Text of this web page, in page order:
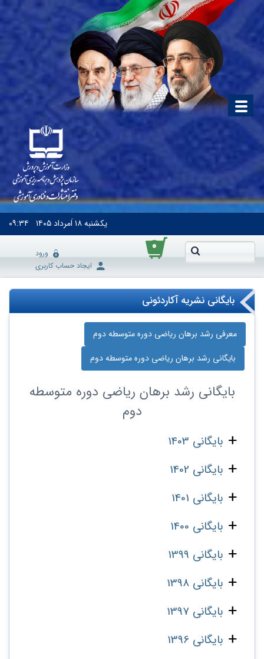
یکشنبه۱۸ اَمرداد ۱۴۰۵ ۰۹:۳۴
۰
ورود
ایجاد حساب کاربری
بایگانی نشریه آکاردئونی
معرفی رشد برهان ریاضی دوره‌ متوسطه دوم
بایگانی رشد برهان ریاضی دوره‌ متوسطه دوم
بایگانی رشد برهان ریاضی دوره‌ متوسطه
دوم
بایگانی 1403
بایگانی 1402
بایگانی 1401
بایگانی 1400
بایگانی 1399
بایگانی 1398
بایگانی 1397
بایگانی 1396